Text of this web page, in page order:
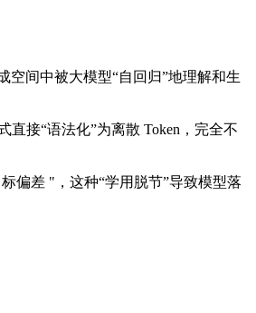
空间中被大模型“自回归”地理解和生
接“语法化”为离散 Token，完全不
偏差 "，这种“学用脱节”导致模型落